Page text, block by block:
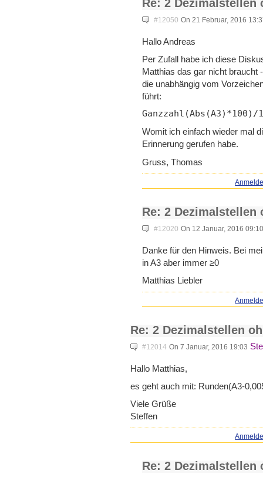
Re: 2 Dezimalstellen
#12050 On 21 Februar, 2016
Hallo Andreas
Per Zufall habe ich diese
Matthias das gar nicht braucht
die unabhängig vom
führt:
Ganzzahl(Abs(A3)*100)/
Womit ich einfach wieder mal
Erinnerung gerufen habe.
Gruss, Thomas
Re: 2 Dezimalstellen
#12020 On 12 Januar, 2016
Danke für den Hinweis. Bei
in A3 aber immer ≥0
Matthias Liebler
Re: 2 Dezimalstellen
#12014 On 7 Januar, 2016 19:03
Hallo Matthias,
es geht auch mit: Runden(A3-
Viele Grüße
Steffen
Re: 2 Dezimalstellen